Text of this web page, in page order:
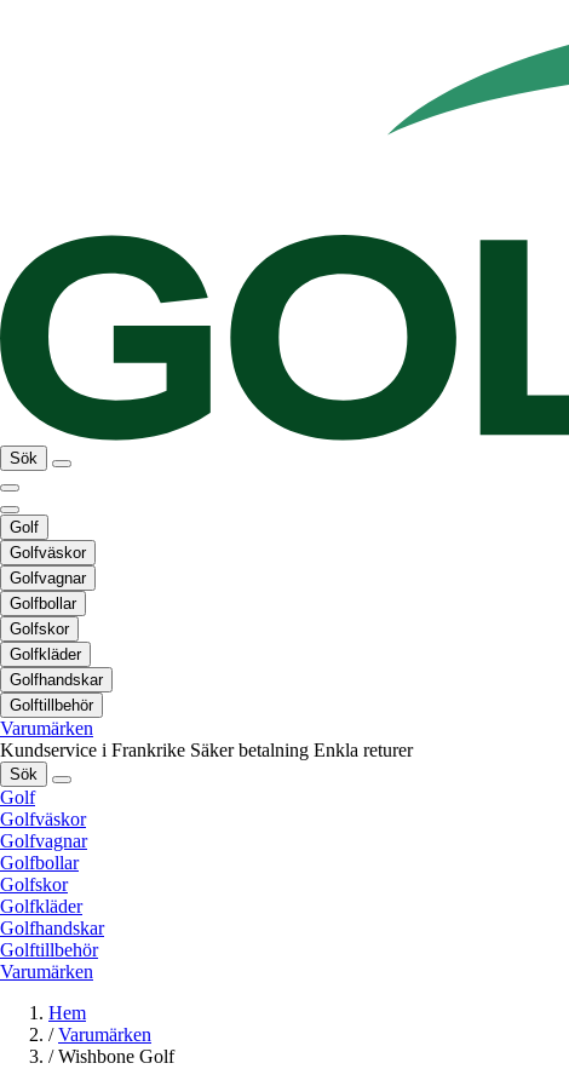
Sök
Golf
Golfväskor
Golfvagnar
Golfbollar
Golfskor
Golfkläder
Golfhandskar
Golftillbehör
Varumärken
Kundservice i Frankrike Säker betalning Enkla returer
Sök
Golf
Golfväskor
Golfvagnar
Golfbollar
Golfskor
Golfkläder
Golfhandskar
Golftillbehör
Varumärken
Hem
/ Varumärken
/ Wishbone Golf